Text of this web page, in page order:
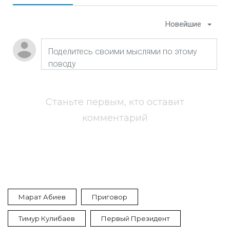
Новейшие
Станьте первым, кто оставит
комментарий
Марат Абиев Приговор
Тимур Кулибаев Первый Президент